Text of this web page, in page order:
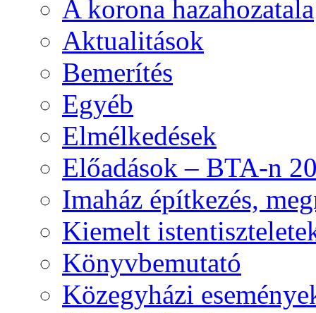
A korona hazahozatala
Aktualitások
Bemerítés
Egyéb
Elmélkedések
Előadások – BTA-n
Imaház építkezés,
Kiemelt
Könyvbemutató
Közegyházi